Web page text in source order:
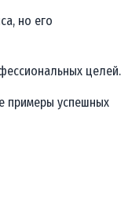
но его
целей.
примеры успешных